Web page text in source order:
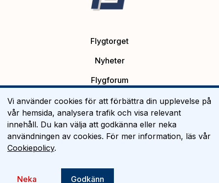
Flygtorget
Nyheter
Flygforum
Platsannonser
Flygutbildning
Om Flygtorget
Vi använder cookies för att förbättra din upplevelse på
vår hemsida, analysera trafik och visa relevant
innehåll. Du kan välja att godkänna eller neka
användningen av cookies. För mer information, läs vår
Cookiepolicy.
Neka Godkänn